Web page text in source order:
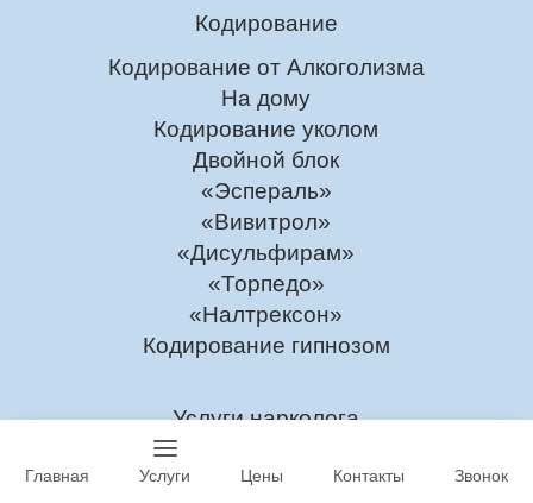
Кодирование
Кодирование от Алкоголизма
На дому
Кодирование уколом
Двойной блок
«Эспераль»
«Вивитрол»
«Дисульфирам»
«Торпедо»
«Налтрексон»
Кодирование гипнозом
Услуги нарколога
Наркологическая помощь
Главная Услуги Цены Контакты Звонок